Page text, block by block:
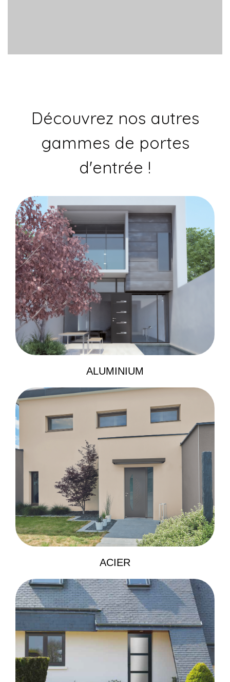
Découvrez nos autres
gammes de portes
d'entrée !
ALUMINIUM
ACIER